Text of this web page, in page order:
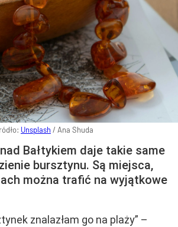
Unsplash / Ana Shuda
Bałtykiem daje takie same
bursztynu. Są miejsca,
można trafić na wyjątkowe
znalazłam go na plaży” –